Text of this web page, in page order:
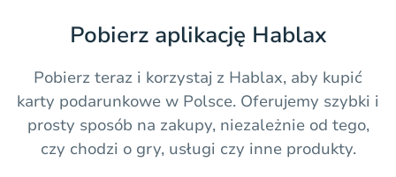
Pobierz aplikację Hablax
Pobierz teraz i korzystaj z Hablax, aby kupić
karty podarunkowe w Polsce. Oferujemy szybki i
prosty sposób na zakupy, niezależnie od tego,
czy chodzi o gry, usługi czy inne produkty.